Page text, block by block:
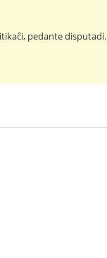
pedante disputadi.